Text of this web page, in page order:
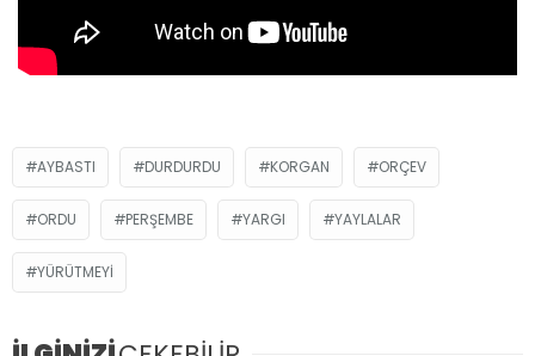
AYBASTI DURDURDU KORGAN ORÇEV
ORDU PERŞEMBE YARGI YAYLALAR
YÜRÜTMEYI